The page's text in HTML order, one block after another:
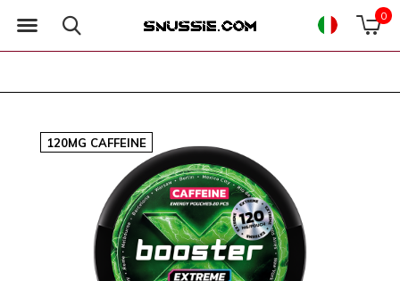
0
120MG CAFFEINE